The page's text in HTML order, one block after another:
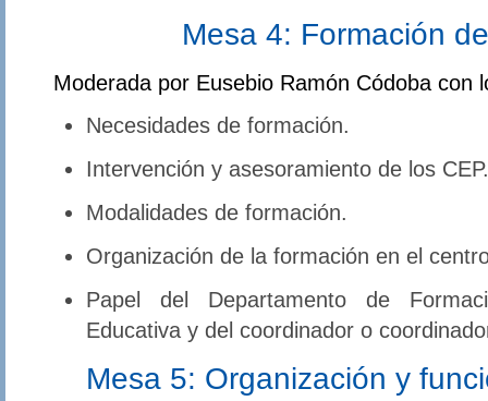
Mesa 4: Formación
Moderada por Eusebio Ramón Códoba con
Necesidades de formación.
Intervención y asesoramiento de los CEP.
Modalidades de formación.
Organización de la formación en el
Papel del Departamento de
Educativa y del coordinador o
Mesa 5: Organización y